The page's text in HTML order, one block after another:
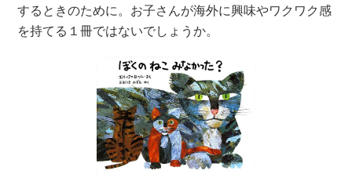
するときのために。お子さんが海外に興味やワクワク感
を持てる１冊ではないでしょうか。